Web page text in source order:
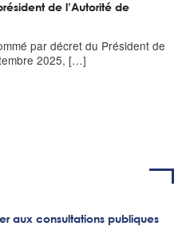
de l’Autorité de
par décret du Président de
2025, […]
aux consultations publiques